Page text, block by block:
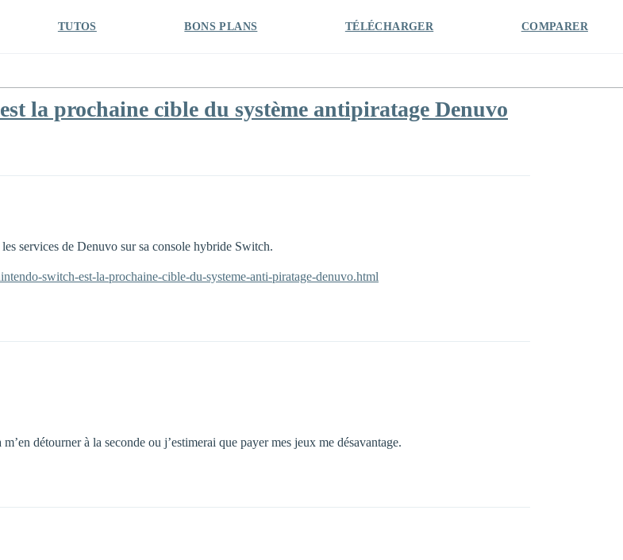
TUTOS BONS PLANS TÉLÉCHARGER COMPARER
la prochaine cible du système antipiratage Denuvo
services de Denuvo sur sa console hybride Switch.
switch-est-la-prochaine-cible-du-systeme-anti-piratage-denuvo.html
détourner à la seconde ou j’estimerai que payer mes jeux me désavantage.